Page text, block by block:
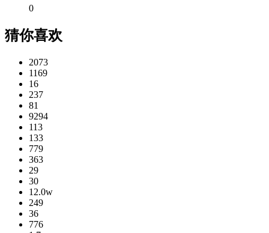
0
猜你喜欢
2073
1169
16
237
81
9294
113
133
779
363
29
30
12.0w
249
36
776